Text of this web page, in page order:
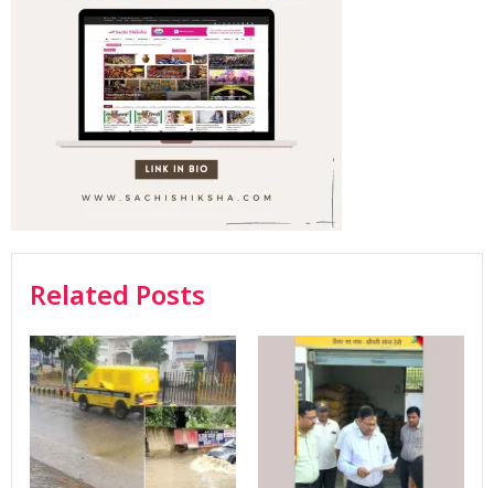
Related Posts